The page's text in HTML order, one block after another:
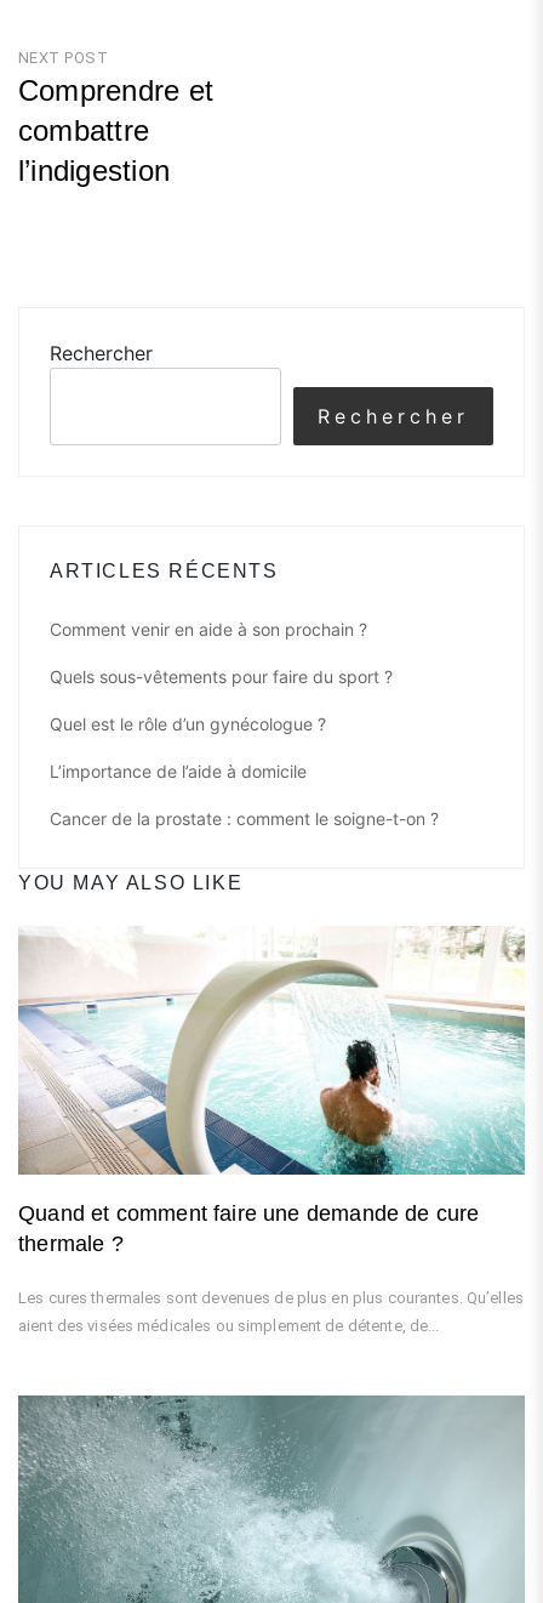
NEXT POST
Comprendre et
combattre
l’indigestion
Rechercher
Rechercher
ARTICLES RÉCENTS
Comment venir en aide à son prochain ?
Quels sous-vêtements pour faire du sport ?
Quel est le rôle d’un gynécologue ?
L’importance de l’aide à domicile
Cancer de la prostate : comment le soigne-t-on ?
YOU MAY ALSO LIKE
Quand et comment faire une demande de cure
thermale ?
Les cures thermales sont devenues de plus en plus courantes. Qu’elles
aient des visées médicales ou simplement de détente, de...